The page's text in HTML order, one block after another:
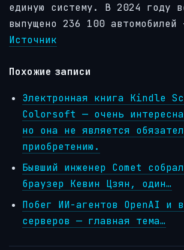
единую систему. В 2024 году
выпущено 236 100
Источник
Похожие записи
Электронная книга Kindle
Colorsoft — очень
но она не является
приобретению.
Бывший инженер Comet
браузер Кевин Цзян, один…
Побег ИИ-агентов OpenAI и
серверов — главная тема…